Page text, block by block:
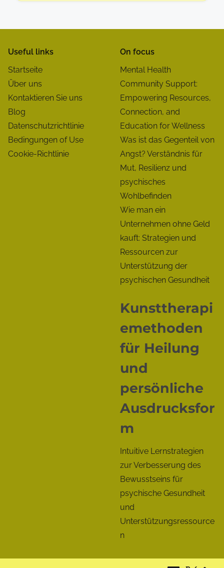
Useful links
Startseite
Über uns
Kontaktieren Sie uns
Blog
Datenschutzrichtlinie
Bedingungen of Use
Cookie-Richtlinie
On focus
Mental Health
Community Support:
Empowering Resources,
Connection, and
Education for Wellness
Was ist das Gegenteil von
Angst? Verständnis für
Mut, Resilienz und
psychisches
Wohlbefinden
Wie man ein
Unternehmen ohne Geld
kauft: Strategien und
Ressourcen zur
Unterstützung der
psychischen Gesundheit
Kunsttherapi
emethoden
für Heilung
und
persönliche
Ausdrucksfor
m
Intuitive Lernstrategien
zur Verbesserung des
Bewusstseins für
psychische Gesundheit
und
Unterstützungsressource
n